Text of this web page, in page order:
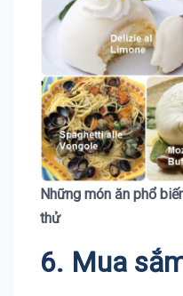
Những món ăn phổ
thử
6. Mua